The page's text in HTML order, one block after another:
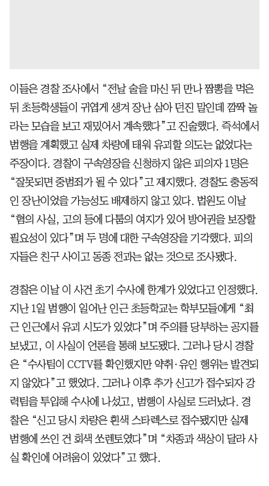
이들은 경찰 조사에서 “전날 술을 마신 뒤 만나 짬뽕을 먹은
뒤 초등학생들이 귀엽게 생겨 장난 삼아 던진 말인데 깜짝 놀
라는 모습을 보고 재밌어서 계속했다”고 진술했다. 즉석에서
범행을 계획했고 실제 차량에 태워 유괴할 의도는 없었다는
주장이다. 경찰이 구속영장을 신청하지 않은 피의자 1명은
“잘못되면 중범죄가 될 수 있다”고 제지했다. 경찰도 충동적
인 장난이었을 가능성도 배제하지 않고 있다. 법원도 이날
“혐의 사실, 고의 등에 다툼의 여지가 있어 방어권을 보장할
필요성이 있다”며 두 명에 대한 구속영장을 기각했다. 피의
자들은 친구 사이고 동종 전과는 없는 것으로 조사됐다.
경찰은 이날 이 사건 초기 수사에 한계가 있었다고 인정했다.
지난 1일 범행이 일어난 인근 초등학교는 학부모들에게 “최
근 인근에서 유괴 시도가 있었다”며 주의를 당부하는 공지를
보냈고, 이 사실이 언론을 통해 보도됐다. 그러나 당시 경찰
은 “수사팀이 CCTV를 확인했지만 약취·유인 행위는 발견되
지 않았다”고 했었다. 그러나 이후 추가 신고가 접수되자 강
력팀을 투입해 수사에 나섰고, 범행이 사실로 드러났다. 경
찰은 “신고 당시 차량은 흰색 스타렉스로 접수됐지만 실제
범행에 쓰인 건 회색 쏘렌토였다”며 “차종과 색상이 달라 사
실 확인에 어려움이 있었다”고 했다.